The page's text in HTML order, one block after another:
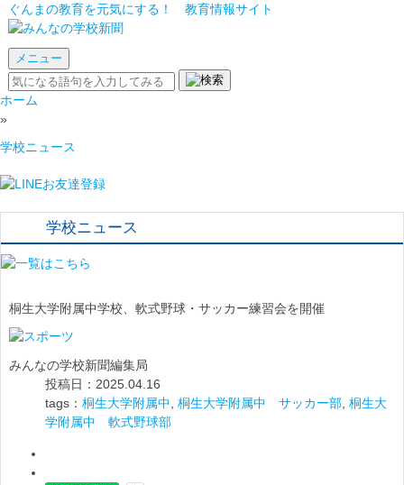
ぐんまの教育を元気にする！ 教育情報サイト
メニュー
ホーム
»
学校ニュース
学校ニュース
桐生大学附属中学校、軟式野球・サッカー練習会を開催
みんなの学校新聞編集局
投稿日：2025.04.16
tags： 桐生大学附属中 桐生大学附属中 サッカー部 桐生大
学附属中 軟式野球部